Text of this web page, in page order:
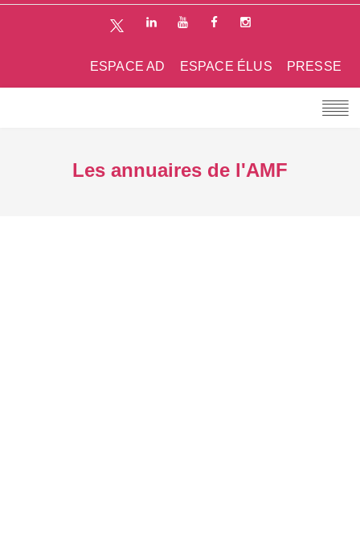
PRESSE
ESPACE ÉLUS
ESPACE AD
Les annuaires de l'AMF